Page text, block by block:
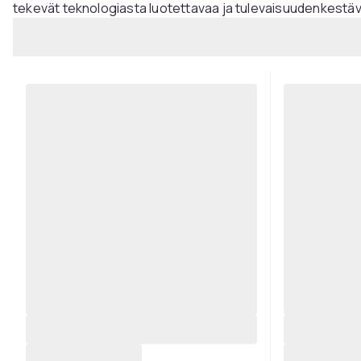
tekevät teknologiasta luotettavaa ja